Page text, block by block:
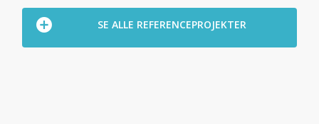
SE ALLE REFERENCEPROJEKTER